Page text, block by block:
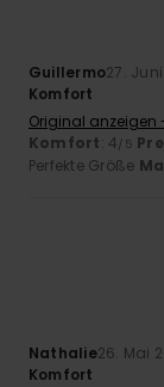
Guillermo27.
Komfort
Original
Komfort: 4/5
Perfekte Größe
Nathalie26. Mai
Komfort